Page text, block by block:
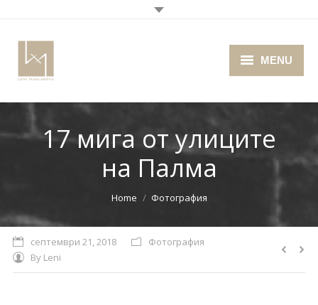
MENU
Home
About me
Portfolio
Blog
Photo Cafe
17 мига от улиците
на Палма
Home Фотография
септември 21, 2018
Фотография
By Leni